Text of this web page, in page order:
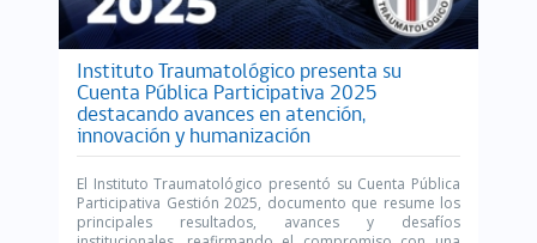
Instituto Traumatológico presenta su
Cuenta Pública Participativa 2025
destacando avances en atención,
innovación y humanización
El Instituto Traumatológico presentó su Cuenta Pública
Participativa Gestión 2025, documento que resume los
principales resultados, avances y desafíos